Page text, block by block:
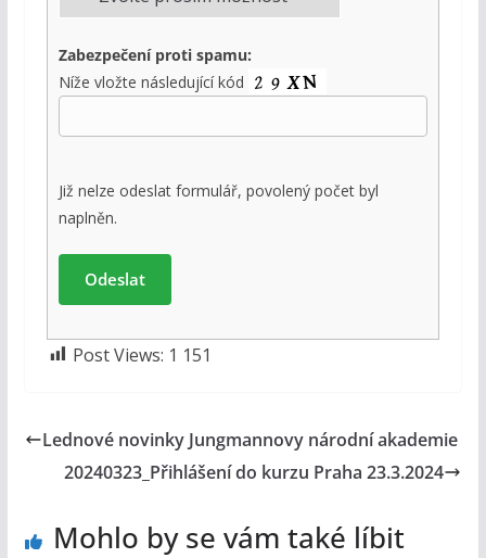
Zabezpečení proti spamu:
Níže vložte následující kód
Již nelze odeslat formulář, povolený počet byl
naplněn.
Post Views: 1 151
Lednové novinky Jungmannovy národní akademie
20240323_Přihlášení do kurzu Praha 23.3.2024
Mohlo by se vám také líbit